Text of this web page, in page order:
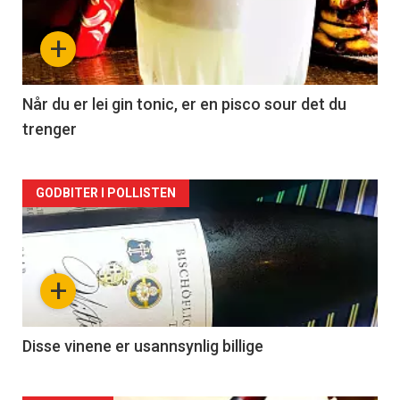
nå
-
2
+
Når du er lei gin tonic, er en pisco sour det du
trenger
Forsiden
akkurat
nå
3
+
GODBITER I POLLISTEN
Disse vinene er usannsynlig billige